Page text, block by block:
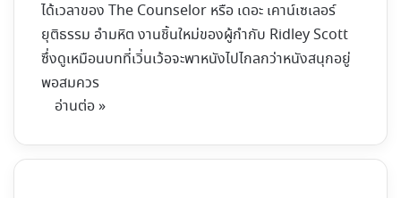
ได้เวลาของ The Counselor หรือ เดอะ เคาน์เซเลอร์
ยุติธรรม อำมหิต งานชิ้นใหม่ของผู้กำกับ Ridley Scott
ซึ่งดูเหมือนบทที่เวิ่นเว้อจะพาหนังไปไกลกว่าหนังสนุกอยู่
พอสมควร
อ่านต่อ »